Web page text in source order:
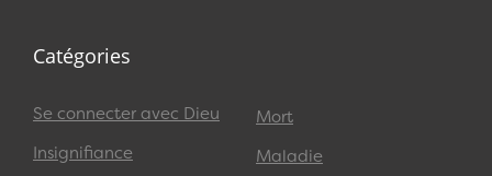
Catégories
Se connecter avec Dieu
Insignifiance
Mort
Maladie